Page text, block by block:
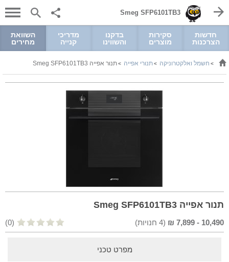
Smeg SFP6101TB3
חדשות
הצרכנות
סקירות
מוצרים
בדקנו
והשווינו
מדריכי
קנייה
השוואת
מחירים
> חשמל ואלקטרוניקה >תנורי אפייה >תנור אפייה Smeg SFP6101TB3
תנור אפייה Smeg SFP6101TB3
10,490
-
7,899
₪
(
4 חנויות) (0)
מפרט טכני